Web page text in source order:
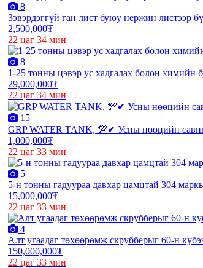
8
Зэвэрдэггүй ган лист буюу нержин листээр
2,500,000₮
22 цаг 34 мин
8
1-25 тонны цэвэр ус хадгалах болон химийн
29,000,000₮
22 цаг 34 мин
15
GRP WATER TANK, 💯✔ Усны нөөцийн
1,000,000₮
22 цаг 33 мин
5
5-н тонны гадуураа давхар цамцтай 304
15,000,000₮
22 цаг 33 мин
4
Алт угаадаг төхөөрөмж скрубберыг 60-н
150,000,000₮
22 цаг 33 мин